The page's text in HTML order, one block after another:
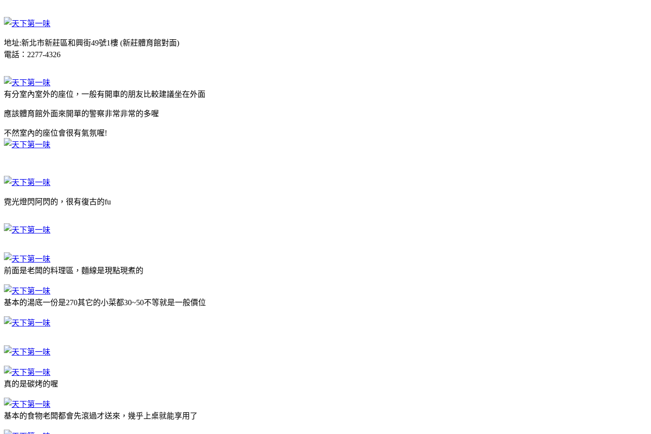
地址:新北市新莊區和興街49號1樓 (新莊體育館對面)
電話：2277-4326
有分室內室外的座位，一般有開車的朋友比較建議坐在外面
應該體育館外面來開單的警察非常非常的多喔
不然室內的座位會很有氣氛喔!
霓光燈閃阿閃的，很有復古的fu
前面是老闆的料理區，麵線是現點現煮的
基本的湯底一份是270其它的小菜都30~50不等就是一般價位
真的是碳烤的喔
基本的食物老闆都會先滾過才送來，幾乎上桌就能享用了